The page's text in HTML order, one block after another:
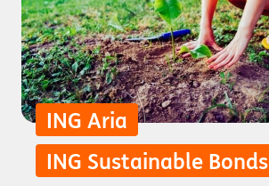
ING Aria
ING Sustainable Bonds